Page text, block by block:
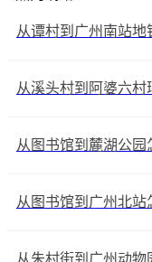
从谭村到广州南站地
从溪头村到阿婆六村
从图书馆到麓湖公园
从图书馆到广州北站
从朱村街到广州动物